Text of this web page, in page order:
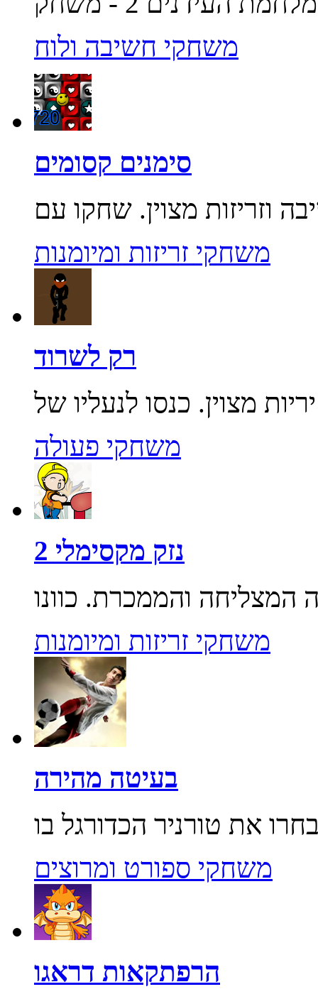
משחקי חשיבה ולוח
סימנים קסומים
משחקי זריזות ומיומנות
רק לשרוד
משחקי פעולה
נזק מקסימלי 2
משחקי זריזות ומיומנות
בעיטה מהירה
משחקי ספורט ומרוצים
הרפתקאות דראגו